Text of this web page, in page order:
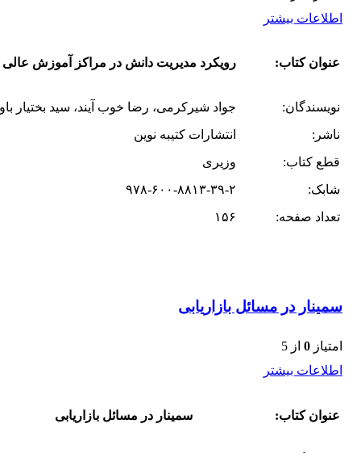
اطلاعات بیشتر
عنوان کتاب: رویکرد مدیریت دانش در مراکز آموزش عالی
نویسندگان:
جواد شیرکرمی، رضا خوب آیند، سید بختیار
ناشر:
انتشارات کتیبه نوین
قطع کتاب:
وزیری
شابک:
۹۷۸-۶۰۰-۸۸۱۳-۳۹-۲
تعداد صفحه:
۱۵۶
سمینار در مسائل بازاریابی
امتیاز 0 از 5
اطلاعات بیشتر
عنوان کتاب: سمینار در مسائل بازاریابی